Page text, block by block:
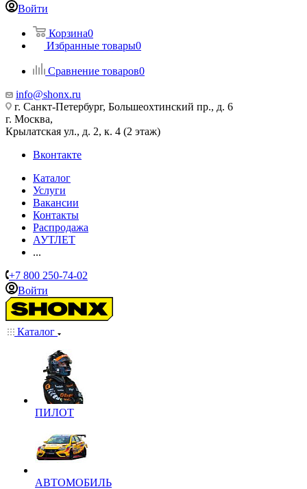
Войти
Корзина0
Избранные товары0
Сравнение товаров0
info@shonx.ru
г. Санкт-Петербург, Большеохтинский пр., д. 6
г. Москва,
Крылатская ул., д. 2, к. 4 (2 этаж)
Вконтакте
Каталог
Услуги
Вакансии
Контакты
Распродажа
АУТЛЕТ
...
+7 800 250-74-02
Войти
Каталог
ПИЛОТ
АВТОМОБИЛЬ